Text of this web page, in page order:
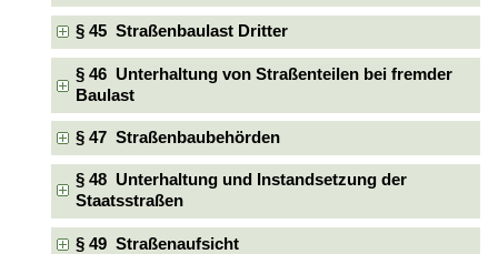
§ 45 Straßenbaulast Dritter
§ 46 Unterhaltung von Straßenteilen bei fremder
Baulast
§ 47 Straßenbaubehörden
§ 48 Unterhaltung und Instandsetzung der
Staatsstraßen
§ 49 Straßenaufsicht